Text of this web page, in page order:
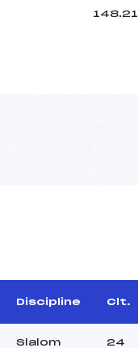
148.21
Discipline Clt.
Slalom 24